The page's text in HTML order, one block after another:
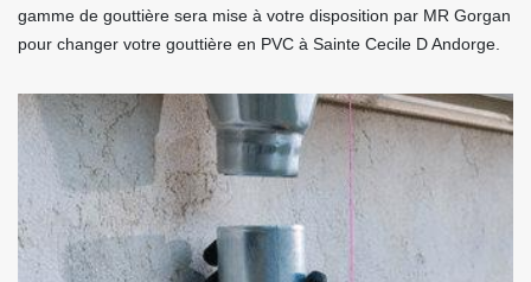
gamme de gouttière sera mise à votre disposition par MR Gorgan
pour changer votre gouttière en PVC à Sainte Cecile D Andorge.